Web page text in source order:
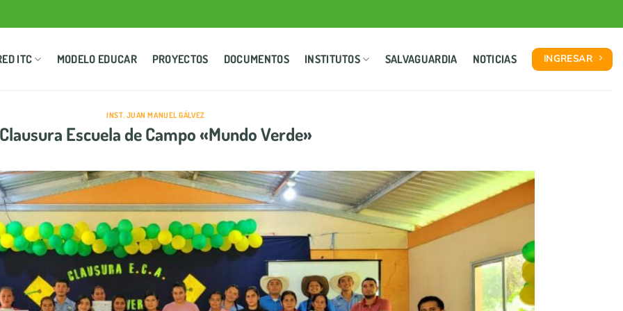
ITC MODELO EDUCAR PROYECTOS DOCUMENTOS INSTITUTOS SALVAGUARDIA NOTICIAS INGRESAR
INST. JUAN MANUEL GÁLVEZ
Clausura Escuela de Campo «Mundo Verde»